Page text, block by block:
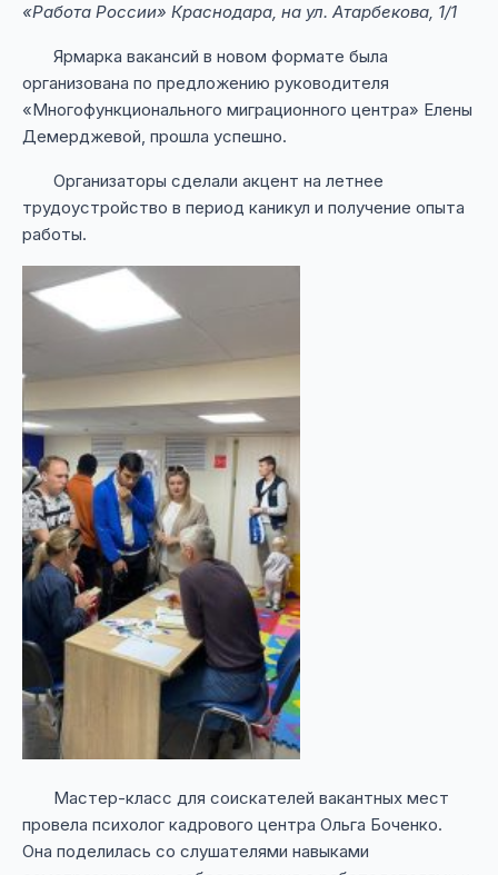
«Работа России» Краснодара, на ул. Атарбекова, 1/1
Ярмарка вакансий в новом формате была
организована по предложению руководителя
«Многофункционального миграционного центра» Елены
Демерджевой, прошла успешно.
Организаторы сделали акцент на летнее
трудоустройство в период каникул и получение опыта
работы.
Мастер-класс для соискателей вакантных мест
провела психолог кадрового центра Ольга Боченко.
Она поделилась со слушателями навыками